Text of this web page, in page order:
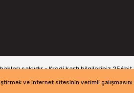
ve internet sitesinin verimli çalışmasını
saklıdır - Kredi kartı bilgileriniz 256bit